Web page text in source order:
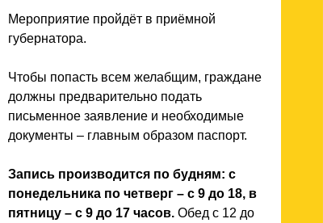
Мероприятие пройдёт в приёмной
губернатора.
Чтобы попасть всем желабщим, граждане
должны предварительно подать
письменное заявление и необходимые
документы – главным образом паспорт.
Запись производится по будням: с
понедельника по четверг – с 9 до 18, в
пятницу – с 9 до 17 часов. Обед с 12 до